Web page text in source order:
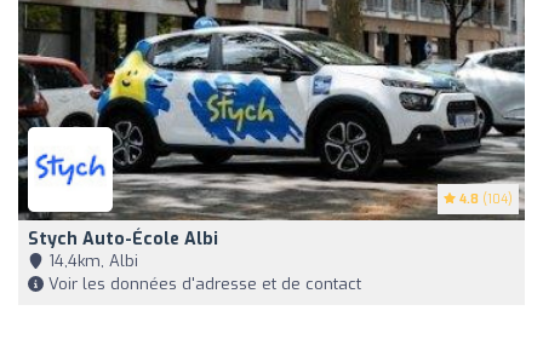
4.8 (104)
Stych Auto-École Albi
14,4km, Albi
Voir les données d'adresse et de contact